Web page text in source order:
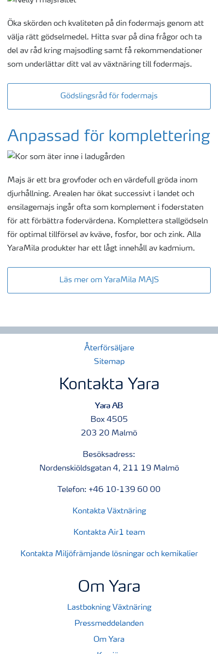
Öka skörden och kvaliteten på din fodermajs genom att
välja rätt gödselmedel. Hitta svar på dina frågor och ta
del av råd kring majsodling samt få rekommendationer
som underlättar ditt val av växtnäring till fodermajs.
Gödslingsråd för fodermajs
Anpassad för komplettering
Majs är ett bra grovfoder och en värdefull gröda inom
djurhållning. Arealen har ökat successivt i landet och
ensilagemajs ingår ofta som komplement i foderstaten
för att förbättra fodervärdena. Komplettera stallgödseln
för optimal tillförsel av kväve, fosfor, bor och zink. Alla
YaraMila produkter har ett lågt innehåll av kadmium.
Läs mer om YaraMila MAJS
Återförsäljare
Sitemap
Kontakta Yara
Yara AB
Box 4505
203 20 Malmö
Besöksadress:
Nordenskiöldsgatan 4, 211 19 Malmö
Telefon: +46 10-139 60 00
Kontakta Växtnäring
Kontakta Air1 team
Kontakta Miljöfrämjande lösningar och kemikalier
Om Yara
Lastbokning Växtnäring
Pressmeddelanden
Om Yara